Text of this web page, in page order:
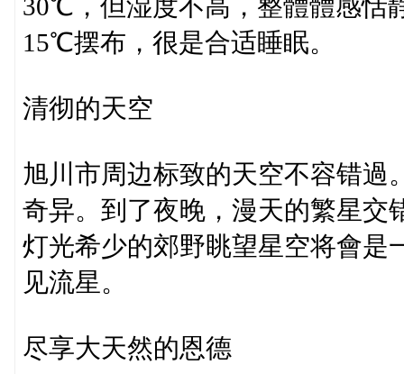
30℃，但湿度不高，整體體感恬
15℃摆布，很是合适睡眠。
清彻的天空
旭川市周边标致的天空不容错過
奇异。到了夜晚，漫天的繁星交
灯光希少的郊野眺望星空将會是
见流星。
尽享大天然的恩德